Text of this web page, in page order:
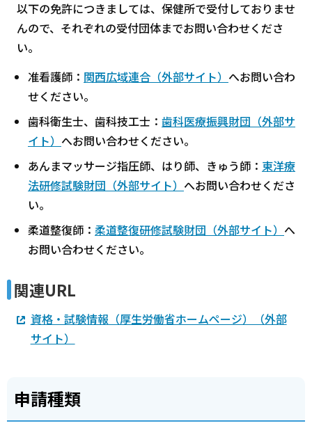
以下の免許につきましては、保健所で受付しておりませ
んので、それぞれの受付団体までお問い合わせくださ
い。
准看護師： 関西広域連合（外部サイト） へお問い合わ
せください。
歯科衛生士、歯科技工士： 歯科医療振興財団（外部サ
イト） へお問い合わせください。
あんまマッサージ指圧師、はり師、きゅう師： 東洋療
法研修試験財団（外部サイト） へお問い合わせくださ
い。
柔道整復師： 柔道整復研修試験財団（外部サイト） へ
お問い合わせください。
関連URL
資格・試験情報（厚生労働省ホームページ）（外部
サイト）
申請種類